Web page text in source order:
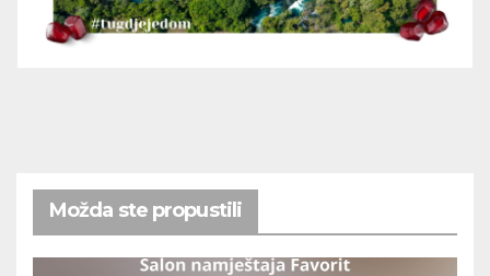
Možda ste propustili